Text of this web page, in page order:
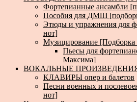
Фортепианные ансамбли
Пособия для ДМШ
Этюды и упражнения для
нот]
Музицирование [Подборка
Пьесы для
Максима]
ВОКАЛЬНЫЕ
КЛАВИРЫ опер и балетов
Песни военных и
нот]